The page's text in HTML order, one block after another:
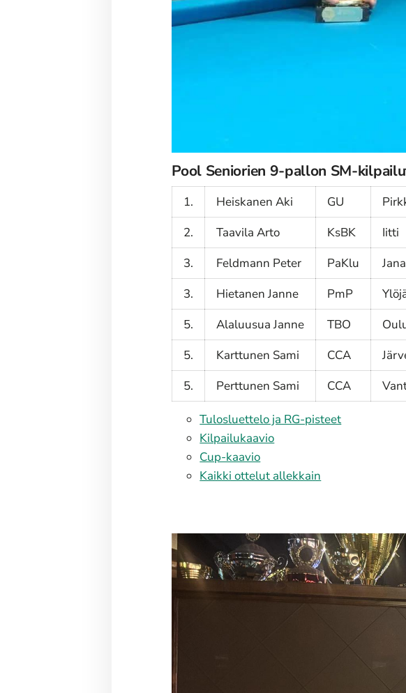
Pool Seniorien 9-pallon SM-
1. Heiskanen Aki GU
2.
Taavila Arto KsBK
Iitti
3.
Feldmann Peter PaKlu
3.
Hietanen Janne PmP
5.
Alaluusua Janne TBO
5.
Karttunen Sami CCA
5.
Perttunen Sami CCA
Tulosluettelo ja RG-pisteet
Kilpailukaavio
Cup-kaavio
Kaikki ottelut allekkain